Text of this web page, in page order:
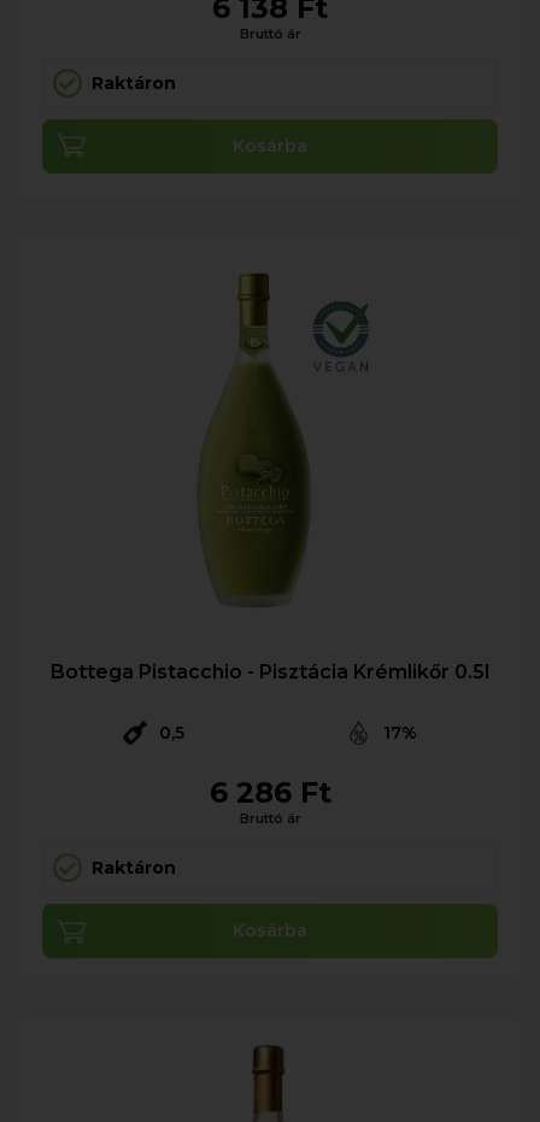
6 138 Ft
Bruttó ár
Raktáron
Kosárba
Bottega Pistacchio - Pisztácia Krémlikőr 0.5l
0,5 17%
6 286 Ft
Bruttó ár
Raktáron
Kosárba